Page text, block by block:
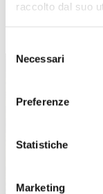
raccolto dal suo
delNecessari
Preferenze
Statistiche
Marketing
TUTTE LE